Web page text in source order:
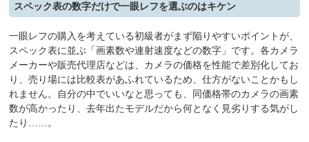
スペック表の数字だけで一眼レフを選ぶのはキケン
一眼レフの購入を考えている初級者がまず陥りやすいポイントが、
スペック表に並ぶ「画素数や連射速度などの数字」です。各カメラ
メーカーや販売代理店などは、カメラの価格を性能で差別化してお
り、売り場には比較表があふれているため、仕方がないことかもし
れません。自分の中でいいなと思っても、同価格帯のカメラの画素
数が高かったり、去年出たモデルだから何となく見劣りする気がし
たり……。